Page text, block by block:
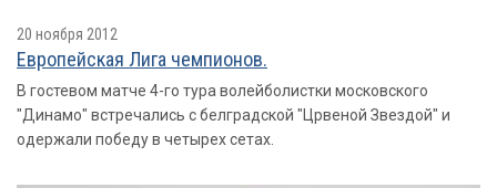
20 ноября 2012
Европейская Лига чемпионов.
В гостевом матче 4-го тура волейболистки московского
"Динамо" встречались с белградской "Црвеной Звездой" и
одержали победу в четырех сетах.